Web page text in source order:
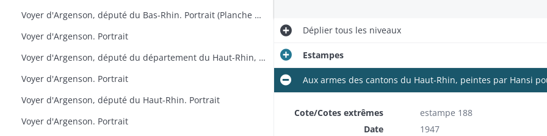
Voyer d'Argenson, député du Bas-Rhin. Portrait (Planche des Défenseurs des prévenus d'avril)
Voyer d'Argenson. Portrait
Voyer d'Argenson, député du département du Haut-Rhin, élu en 1817. Portrait
Voyer d'Argenson. Portrait
Voyer d'Argenson, député du Haut-Rhin. Portrait
Voyer d'Argenson. Portrait
Dépliertous les niveaux
Estampes
Aux armes des cantons du Haut-Rhin, peintes par Hansi
Cote/Cotes extrêmes
estampe 188
Date
1947